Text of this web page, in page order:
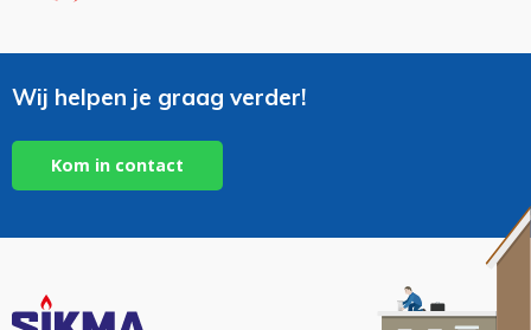
Wij helpen je graag verder!
Kom in contact